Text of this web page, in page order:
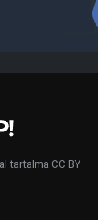
tartalma CC BY